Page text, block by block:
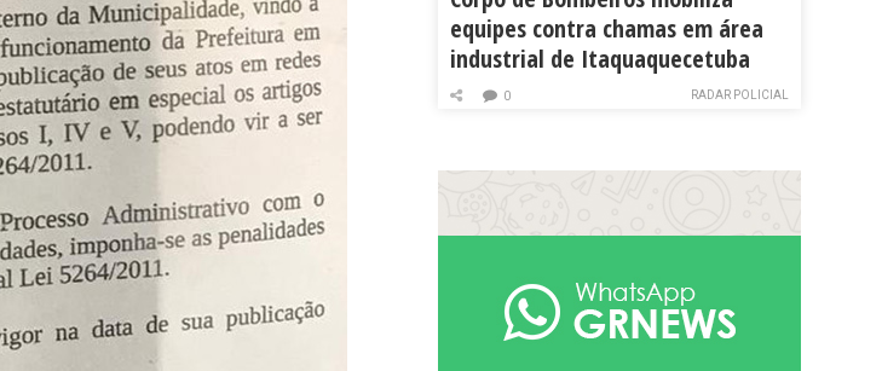
equipes contra chamas em área
industrial de Itaquaquecetuba
RADAR POLICIAL
0